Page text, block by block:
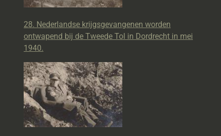
28. Nederlandse krijgsgevangenen worden
ontwapend bij de Tweede Tol in Dordrecht in mei
1940.